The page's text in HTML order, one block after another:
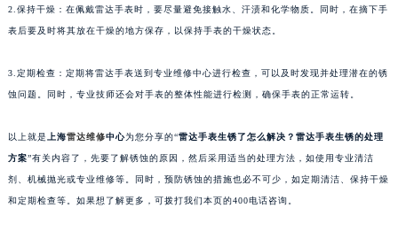
泉州市丰泽区宝洲路729号浦西万达中心写字楼A座7楼709室（需提前预约）
青岛市南区山东路6号华润大厦B座22层04室（需提前预约）
长春市朝阳区西安大路727号中银大厦A座(旺进大厦)18层09室（需提前预约）
昆明市盘龙区北京路928号同德昆明广场写字楼10层06室（需提前预约）
石家庄市长安区中山东路39号勒泰中心写字楼B座13层07室（需提前预约）
西安市碑林区南关正街88号华侨城长安国际中心E座6楼10室（需提前预约）
2.保持干燥：在佩戴雷达手表时，要尽量避免接触水、汗渍和化学物质。同时，在摘下手
表后要及时将其放在干燥的地方保存，以保持手表的干燥状态。
3.定期检查：定期将雷达手表送到专业维修中心进行检查，可以及时发现并处理潜在的锈
蚀问题。同时，专业技师还会对手表的整体性能进行检测，确保手表的正常运转。
以上就是 上海雷达维修中心为您分享的“雷达手表生锈了怎么解决？雷达手表生锈的处理
方案”有关内容了，先要了解锈蚀的原因，然后采用适当的处理方法，如使用专业清洁
剂、机械抛光或专业维修等。同时，预防锈蚀的措施也必不可少，如定期清洁、保持干燥
和定期检查等。如果想了解更多，可拨打我们本页的400电话咨询。